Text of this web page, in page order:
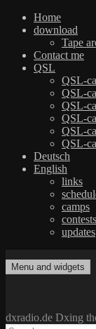
Home
download
Tape
Contact me
QSL
QSL-
QSL-
QSL-
QSL-
QSL-
QSL-
Deutsch
English
links
camps
contests
updates
to
dxradio.de
DXing the world on
Menu and widgets
dxradio.de Dxing